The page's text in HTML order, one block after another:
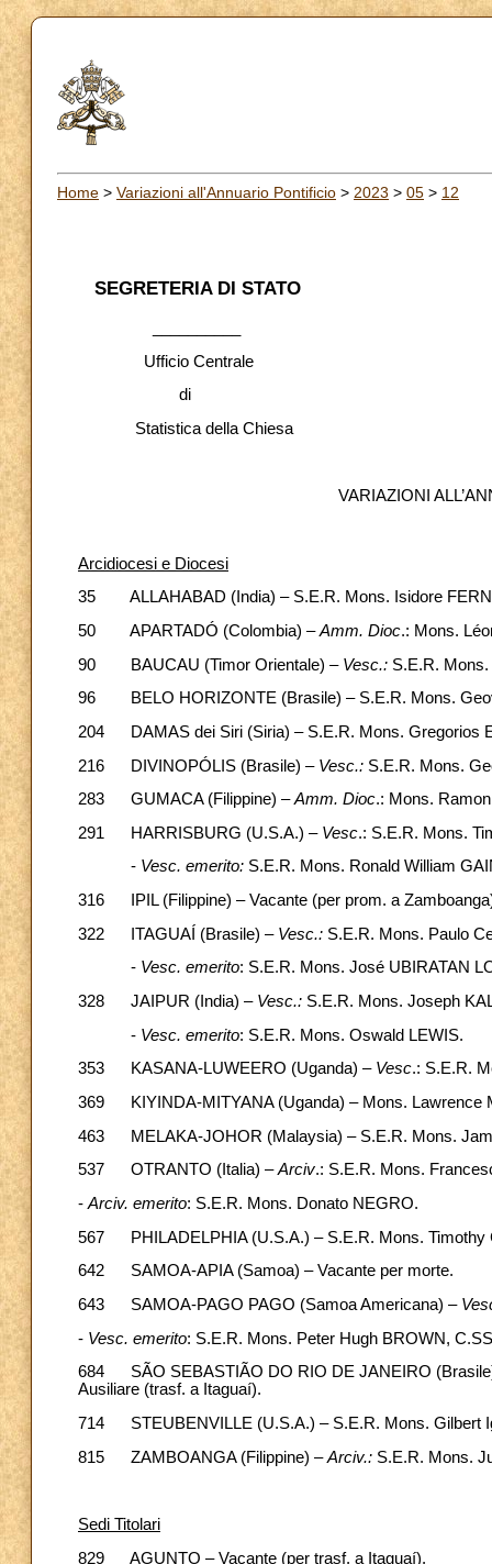
Home > Variazioni all'Annuario Pontificio > 2023 > 05 > 12
SEGRETERIA DI STATO
Ufficio Centrale
di
Statistica della Chiesa
VARIAZIONI
Arcidiocesi e Diocesi
35 ALLAHABAD (India) – S.E.R. Mons. Isidore
50 APARTADÓ (Colombia) –Amm. Dioc.: Mons.
90 BAUCAU (Timor Orientale) – Vesc.: S.E.R.
96 BELO HORIZONTE (Brasile) – S.E.R. Mons.
204 DAMAS dei Siri (Siria) – S.E.R. Mons. Gregorios
216 DIVINOPÓLIS (Brasile) – Vesc.: S.E.R. Mons.
283 GUMACA (Filippine) –Amm. Dioc.: Mons.
291 HARRISBURG (U.S.A.) – Vesc.: S.E.R. Mons.
- Vesc. emerito: S.E.R. Mons. Ronald William
316 IPIL (Filippine) – Vacante (per prom. a
322 ITAGUAÍ (Brasile) – Vesc.: S.E.R. Mons. Paulo
- Vesc. emerito: S.E.R. Mons. José UBIRATAN
328 JAIPUR (India) – Vesc.: S.E.R. Mons. Joseph
- Vesc. emerito: S.E.R. Mons. Oswald LEWIS.
353 KASANA-LUWEERO (Uganda) – Vesc.: S.E.R.
369 KIYINDA-MITYANA (Uganda) – Mons. Lawrence
463 MELAKA-JOHOR (Malaysia) – S.E.R. Mons.
537 OTRANTO (Italia) –Arciv.: S.E.R. Mons.
- Arciv. emerito: S.E.R. Mons. Donato NEGRO.
567 PHILADELPHIA (U.S.A.) – S.E.R. Mons. Timothy
642 SAMOA-APIA (Samoa) – Vacante per morte.
643 SAMOA-PAGO PAGO (Samoa Americana) –
- Vesc. emerito: S.E.R. Mons. Peter Hugh BROWN,
684 SÃO SEBASTIÃO DO RIO DE JANEIRO
Ausiliare (trasf. a Itaguaí).
714 STEUBENVILLE (U.S.A.) – S.E.R. Mons. Gilbert
815 ZAMBOANGA (Filippine) –Arciv.: S.E.R. Mons.
Sedi Titolari
829 AGUNTO – Vacante (per trasf. a Itaguaí).